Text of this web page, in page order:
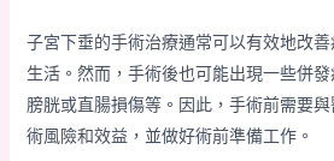
子宮下垂的手術治療通常可以有效地改
生活。然而，手術後也可能出現一些併
膀胱或直腸損傷等。因此，手術前需要
術風險和效益，並做好術前準備工作。